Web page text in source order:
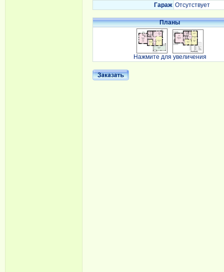
Гараж Отсутствует
Планы
Нажмите для увеличения